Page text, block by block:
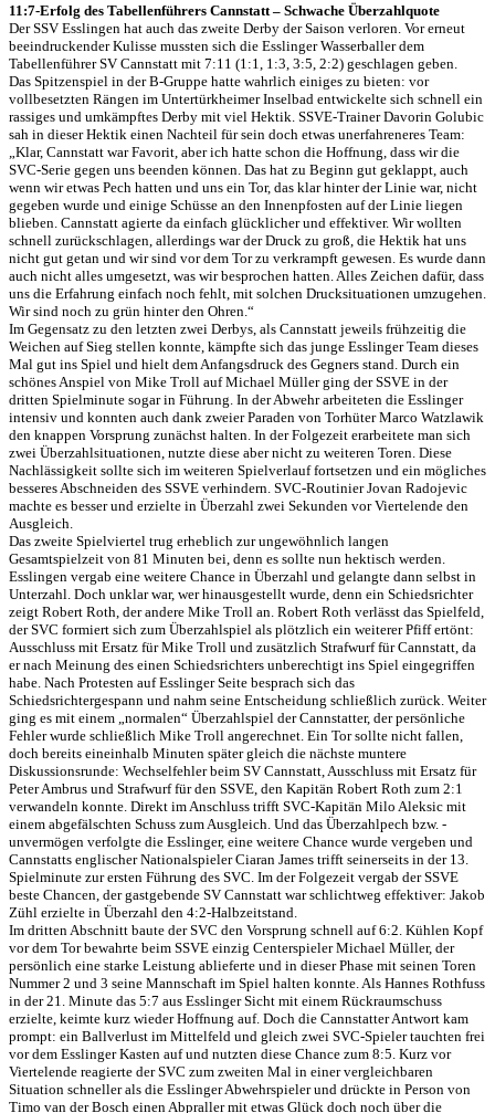
11:7-Erfolg des Tabellenführers Cannstatt – Schwache Überzahlquote
Der SSV Esslingen hat auch das zweite Derby der Saison verloren. Vor erneut
beeindruckender Kulisse mussten sich die Esslinger Wasserballer dem
Tabellenführer SV Cannstatt mit 7:11 (1:1, 1:3, 3:5, 2:2) geschlagen geben.
Das Spitzenspiel in der B-Gruppe hatte wahrlich einiges zu bieten: vor
vollbesetzten Rängen im Untertürkheimer Inselbad entwickelte sich schnell ein
rassiges und umkämpftes Derby mit viel Hektik. SSVE-Trainer Davorin Golubic
sah in dieser Hektik einen Nachteil für sein doch etwas unerfahreneres Team:
„Klar, Cannstatt war Favorit, aber ich hatte schon die Hoffnung, dass wir die
SVC-Serie gegen uns beenden können. Das hat zu Beginn gut geklappt, auch
wenn wir etwas Pech hatten und uns ein Tor, das klar hinter der Linie war, nicht
gegeben wurde und einige Schüsse an den Innenpfosten auf der Linie liegen
blieben. Cannstatt agierte da einfach glücklicher und effektiver. Wir wollten
schnell zurückschlagen, allerdings war der Druck zu groß, die Hektik hat uns
nicht gut getan und wir sind vor dem Tor zu verkrampft gewesen. Es wurde dann
auch nicht alles umgesetzt, was wir besprochen hatten. Alles Zeichen dafür, dass
uns die Erfahrung einfach noch fehlt, mit solchen Drucksituationen umzugehen.
Wir sind noch zu grün hinter den Ohren.“
Im Gegensatz zu den letzten zwei Derbys, als Cannstatt jeweils frühzeitig die
Weichen auf Sieg stellen konnte, kämpfte sich das junge Esslinger Team dieses
Mal gut ins Spiel und hielt dem Anfangsdruck des Gegners stand. Durch ein
schönes Anspiel von Mike Troll auf Michael Müller ging der SSVE in der
dritten Spielminute sogar in Führung. In der Abwehr arbeiteten die Esslinger
intensiv und konnten auch dank zweier Paraden von Torhüter Marco Watzlawik
den knappen Vorsprung zunächst halten. In der Folgezeit erarbeitete man sich
zwei Überzahlsituationen, nutzte diese aber nicht zu weiteren Toren. Diese
Nachlässigkeit sollte sich im weiteren Spielverlauf fortsetzen und ein mögliches
besseres Abschneiden des SSVE verhindern. SVC-Routinier Jovan Radojevic
machte es besser und erzielte in Überzahl zwei Sekunden vor Viertelende den
Ausgleich.
Das zweite Spielviertel trug erheblich zur ungewöhnlich langen
Gesamtspielzeit von 81 Minuten bei, denn es sollte nun hektisch werden.
Esslingen vergab eine weitere Chance in Überzahl und gelangte dann selbst in
Unterzahl. Doch unklar war, wer hinausgestellt wurde, denn ein Schiedsrichter
zeigt Robert Roth, der andere Mike Troll an. Robert Roth verlässt das Spielfeld,
der SVC formiert sich zum Überzahlspiel als plötzlich ein weiterer Pfiff ertönt:
Ausschluss mit Ersatz für Mike Troll und zusätzlich Strafwurf für Cannstatt, da
er nach Meinung des einen Schiedsrichters unberechtigt ins Spiel eingegriffen
habe. Nach Protesten auf Esslinger Seite besprach sich das
Schiedsrichtergespann und nahm seine Entscheidung schließlich zurück. Weiter
ging es mit einem „normalen“ Überzahlspiel der Cannstatter, der persönliche
Fehler wurde schließlich Mike Troll angerechnet. Ein Tor sollte nicht fallen,
doch bereits eineinhalb Minuten später gleich die nächste muntere
Diskussionsrunde: Wechselfehler beim SV Cannstatt, Ausschluss mit Ersatz für
Peter Ambrus und Strafwurf für den SSVE, den Kapitän Robert Roth zum 2:1
verwandeln konnte. Direkt im Anschluss trifft SVC-Kapitän Milo Aleksic mit
einem abgefälschten Schuss zum Ausgleich. Und das Überzahlpech bzw. -
unvermögen verfolgte die Esslinger, eine weitere Chance wurde vergeben und
Cannstatts englischer Nationalspieler Ciaran James trifft seinerseits in der 13.
Spielminute zur ersten Führung des SVC. Im der Folgezeit vergab der SSVE
beste Chancen, der gastgebende SV Cannstatt war schlichtweg effektiver: Jakob
Zühl erzielte in Überzahl den 4:2-Halbzeitstand.
Im dritten Abschnitt baute der SVC den Vorsprung schnell auf 6:2. Kühlen Kopf
vor dem Tor bewahrte beim SSVE einzig Centerspieler Michael Müller, der
persönlich eine starke Leistung ablieferte und in dieser Phase mit seinen Toren
Nummer 2 und 3 seine Mannschaft im Spiel halten konnte. Als Hannes Rothfuss
in der 21. Minute das 5:7 aus Esslinger Sicht mit einem Rückraumschuss
erzielte, keimte kurz wieder Hoffnung auf. Doch die Cannstatter Antwort kam
prompt: ein Ballverlust im Mittelfeld und gleich zwei SVC-Spieler tauchten frei
vor dem Esslinger Kasten auf und nutzten diese Chance zum 8:5. Kurz vor
Viertelende reagierte der SVC zum zweiten Mal in einer vergleichbaren
Situation schneller als die Esslinger Abwehrspieler und drückte in Person von
Timo van der Bosch einen Abpraller mit etwas Glück doch noch über die